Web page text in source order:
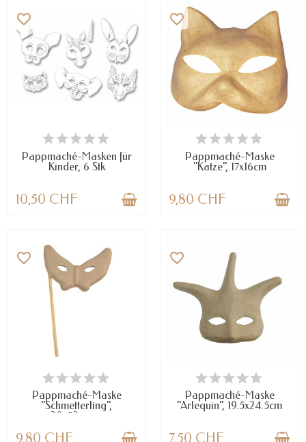
VERFÜGBAR
favorite_border
Pappmaché-Masken für
Kinder, 6 Stk
10,50 CHF
NUR NOCH WENIGE TEILE
VERFÜGBAR
favorite_border
Pappmaché-Maske
"Katze", 17x16cm
9,80 CHF
VERFÜGBAR
favorite_border
Pappmaché-Maske
"Schmetterling",
20x32cm,...
9,80 CHF
NUR NOCH WENIGE TEILE
VERFÜGBAR
favorite_border
Pappmaché-Maske
"Arlequin", 19.5x24.5cm
7,50 CHF